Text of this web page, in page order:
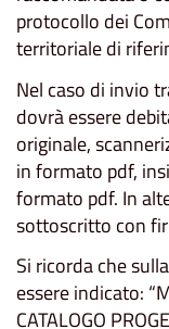
protocollo dei
territoriale di
Nel caso di invio
dovrà essere
originale,
in formato pdf,
formato pdf. In
sottoscritto con
Si ricorda che
essere indicato:
CATALOGO